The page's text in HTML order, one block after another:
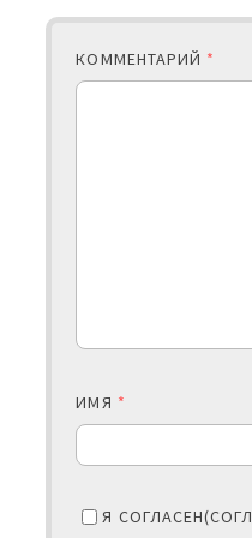
КОММЕНТАРИЙ *
ИМЯ *
Я